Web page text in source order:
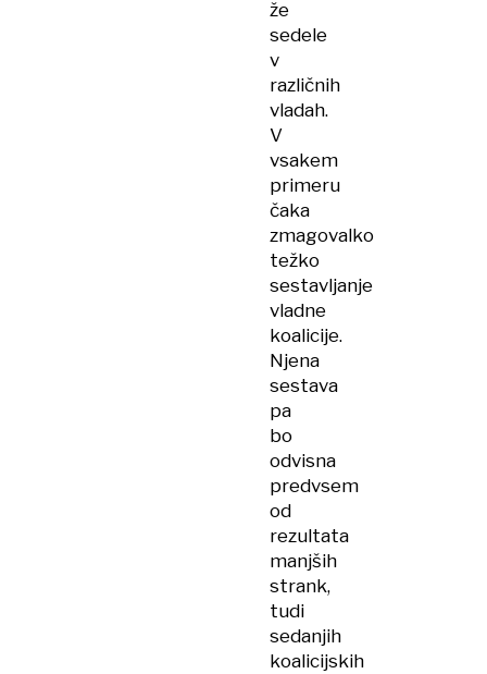
že
sedele
v
različnih
vladah.
V
vsakem
primeru
čaka
zmagovalko
težko
sestavljanje
vladne
koalicije.
Njena
sestava
pa
bo
odvisna
predvsem
od
rezultata
manjših
strank,
tudi
sedanjih
koalicijskih